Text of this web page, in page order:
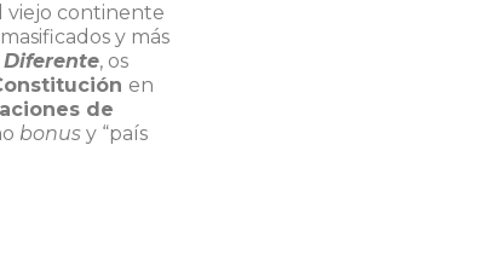
viejo continente
y más
, os
en
de
bonus y “país